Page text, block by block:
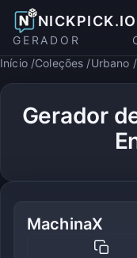
NICKPICK.IO
GERADOR
Início Coleções Urbano
Gerador
MachinaX